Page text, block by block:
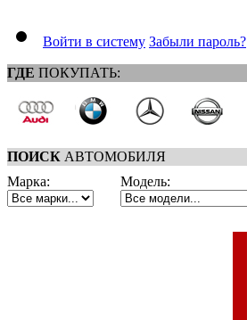
Войти в систему Забыли пароль?
ГДЕ ПОКУПАТЬ:
ПОИСК АВТОМОБИЛЯ
Марка:
Модель: